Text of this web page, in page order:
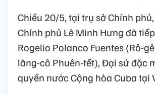
Chiều 20/5, tại trụ sở Chính
Chính phủ Lê Minh Hưng đã
Rogelio Polanco Fuentes (Rô-
lăng-cô Phuên-tết), Đại sứ đặc
quyền nước Cộng hòa Cuba tại